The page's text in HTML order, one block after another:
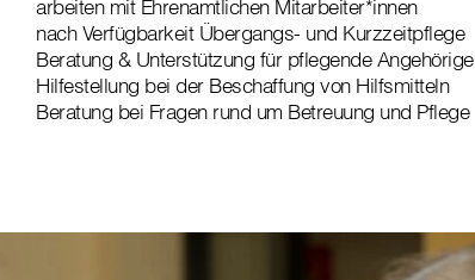
arbeiten mit Ehrenamtlichen Mitarbeiter*innen
nach Verfügbarkeit Übergangs- und Kurzzeitpflege
Beratung & Unterstützung für pflegende Angehörige
Hilfestellung bei der Beschaffung von Hilfsmitteln
Beratung bei Fragen rund um Betreuung und Pflege